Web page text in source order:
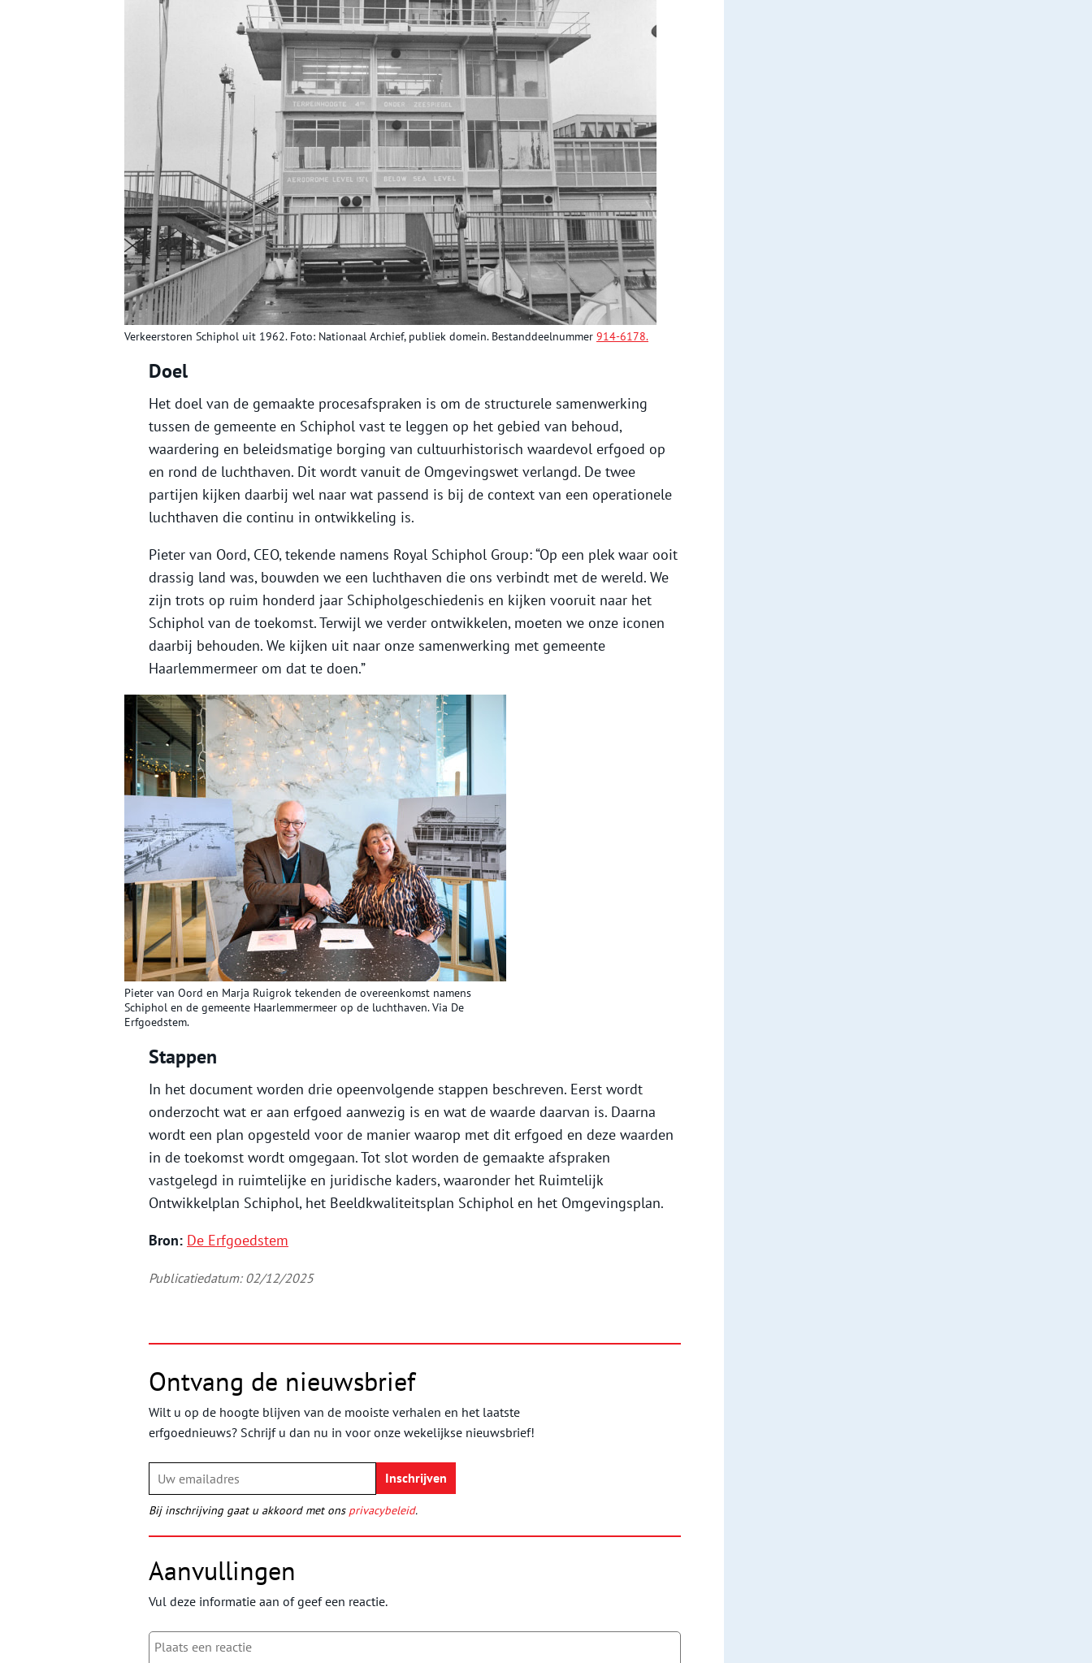
Verkeerstoren Schiphol uit 1962. Foto: Nationaal Archief, publiek domein. Bestanddeelnummer 914-6178.
Doel
Het doel van de gemaakte procesafspraken is om de structurele samenwerking
tussen de gemeente en Schiphol vast te leggen op het gebied van behoud,
waardering en beleidsmatige borging van cultuurhistorisch waardevol erfgoed op
en rond de luchthaven. Dit wordt vanuit de Omgevingswet verlangd. De twee
partijen kijken daarbij wel naar wat passend is bij de context van een operationele
luchthaven die continu in ontwikkeling is.
Pieter van Oord, CEO, tekende namens Royal Schiphol Group: “Op een plek waar ooit
drassig land was, bouwden we een luchthaven die ons verbindt met de wereld. We
zijn trots op ruim honderd jaar Schipholgeschiedenis en kijken vooruit naar het
Schiphol van de toekomst. Terwijl we verder ontwikkelen, moeten we onze iconen
daarbij behouden. We kijken uit naar onze samenwerking met gemeente
Haarlemmermeer om dat te doen.”
Pieter van Oord en Marja Ruigrok tekenden de overeenkomst namens
Schiphol en de gemeente Haarlemmermeer op de luchthaven. Via De
Erfgoedstem.
Stappen
In het document worden drie opeenvolgende stappen beschreven. Eerst wordt
onderzocht wat er aan erfgoed aanwezig is en wat de waarde daarvan is. Daarna
wordt een plan opgesteld voor de manier waarop met dit erfgoed en deze waarden
in de toekomst wordt omgegaan. Tot slot worden de gemaakte afspraken
vastgelegd in ruimtelijke en juridische kaders, waaronder het Ruimtelijk
Ontwikkelplan Schiphol, het Beeldkwaliteitsplan Schiphol en het Omgevingsplan.
Bron: De Erfgoedstem
Publicatiedatum: 02/12/2025
Ontvang de nieuwsbrief
Wilt u op de hoogte blijven van de mooiste verhalen en het laatste
erfgoednieuws? Schrijf u dan nu in voor onze wekelijkse nieuwsbrief!
Bij inschrijving gaat u akkoord met ons privacybeleid.
Aanvullingen
Vul deze informatie aan of geef een reactie.